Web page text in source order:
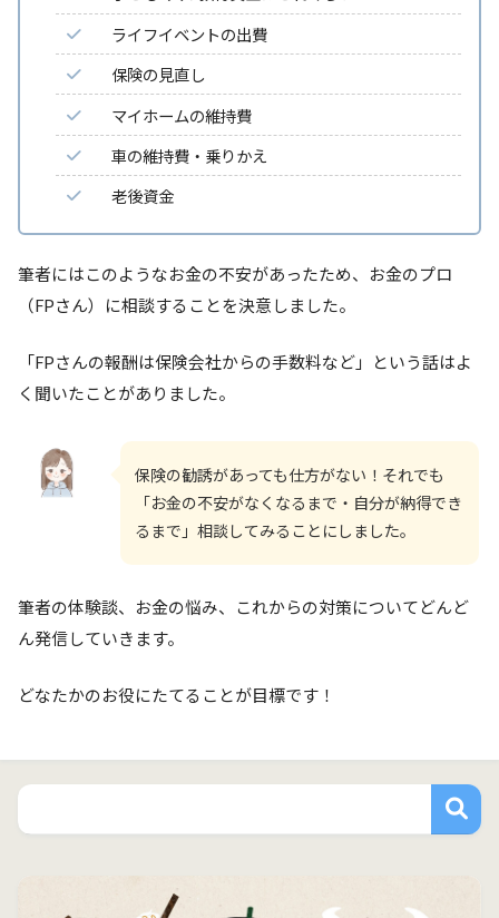
ライフイベントの出費
保険の見直し
マイホームの維持費
車の維持費・乗りかえ
老後資金
筆者にはこのようなお金の不安があったため、お金のプロ
（FPさん）に相談することを決意しました。
「FPさんの報酬は保険会社からの手数料など」という話はよ
く聞いたことがありました。
保険の勧誘があっても仕方がない！それでも
「お金の不安がなくなるまで・自分が納得でき
るまで」相談してみることにしました。
筆者の体験談、お金の悩み、これからの対策についてどんど
ん発信していきます。
どなたかのお役にたてることが目標です！